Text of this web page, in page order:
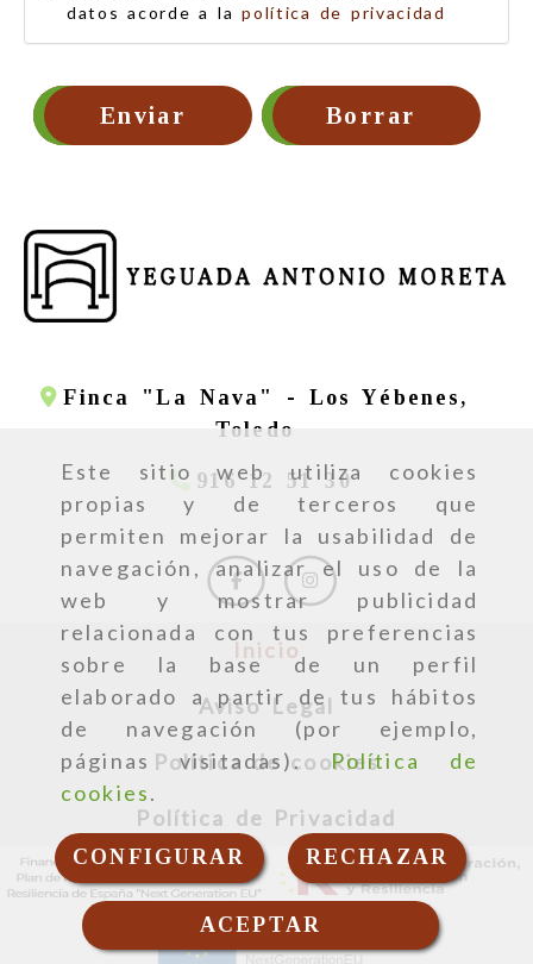
Este sitio web utiliza cookies
propias y de terceros que
permiten mejorar la usabilidad de
navegación, analizar el uso de la
web y mostrar publicidad
relacionada con tus preferencias
sobre la base de un perfil
elaborado a partir de tus hábitos
de navegación (por ejemplo,
páginas visitadas).Política de
cookies.
CONFIGURAR RECHAZAR
ACEPTAR
datos acorde a lapolítica de privacidad
Enviar Borrar
Finca "La Nava" - Los Yébenes,
Toledo
916 12 51 30
Inicio
Aviso Legal
Política de cookies
Política de Privacidad